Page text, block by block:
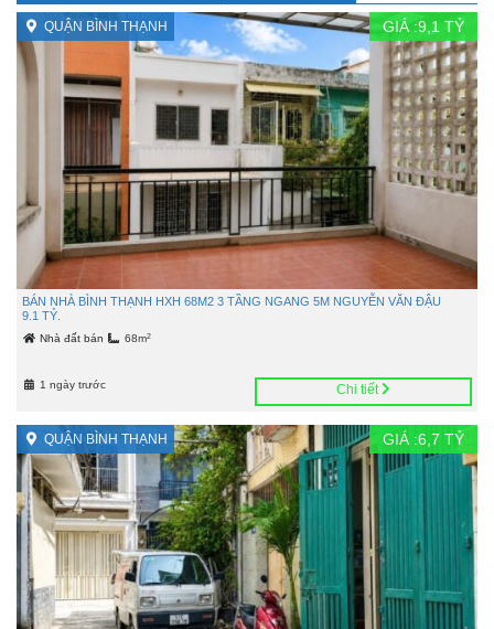
QUẬN BÌNH THẠNH GIÁ :9,1 TỶ
BÁN NHÀ BÌNH THẠNH HXH 68M2 3 TẦNG NGANG 5M NGUYỄN VĂN ĐẬU
9.1 TỶ.
Nhà đất bán 68m2
1 ngày trước Chi tiết
QUẬN BÌNH THẠNH GIÁ :6,7 TỶ